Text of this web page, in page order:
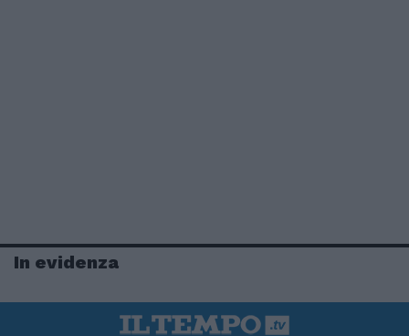
In evidenza